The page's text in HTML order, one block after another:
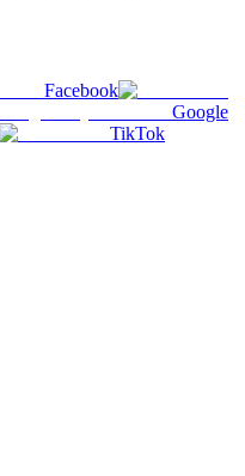
Facebook
Google
TikTok